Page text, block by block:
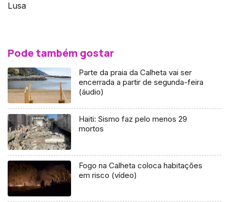
Lusa
Pode também gostar
Parte da praia da Calheta vai ser
encerrada a partir de segunda-feira
(áudio)
Haiti: Sismo faz pelo menos 29
mortos
Fogo na Calheta coloca habitações
em risco (vídeo)